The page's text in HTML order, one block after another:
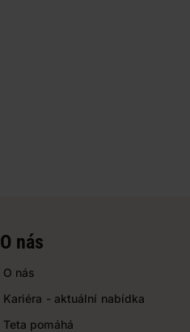
O nás
O nás
Kariéra - aktuální nabídka
Teta pomáhá